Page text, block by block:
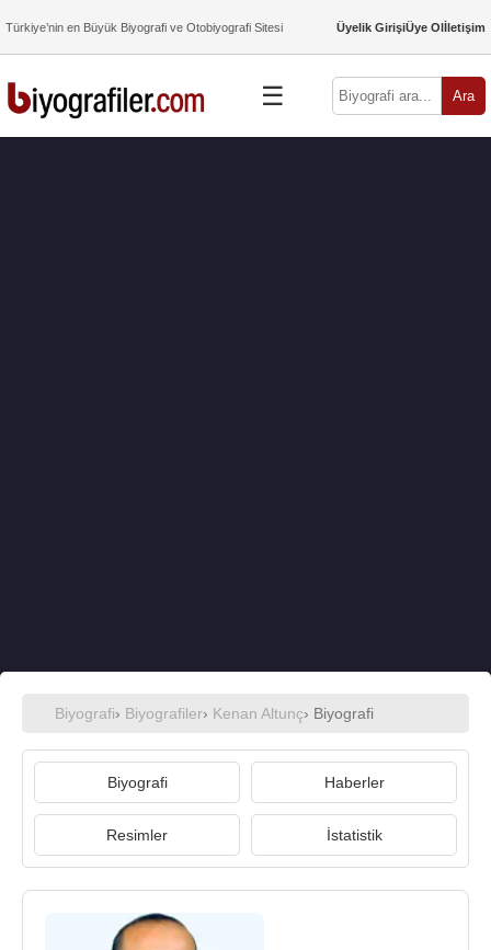
Türkiye’nin en Büyük Biyografi ve Otobiyografi Sitesi Üyelik GirişiÜye Olİletişim
☰ Ara
Biyografi› Biyografiler› Kenan Altunç› Biyografi
Biyografi Haberler
Resimler İstatistik